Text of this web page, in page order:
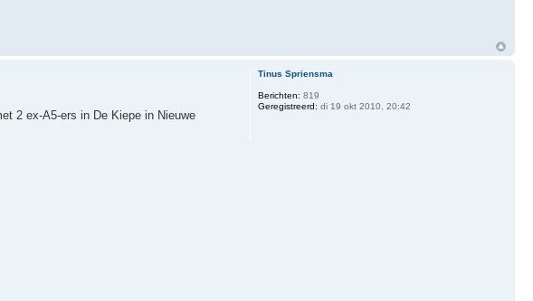
2 ex-A5-ers in De Kiepe in Nieuwe
Tinus Spriensma
Berichten: 819
Geregistreerd: di 19 okt 2010, 20:42